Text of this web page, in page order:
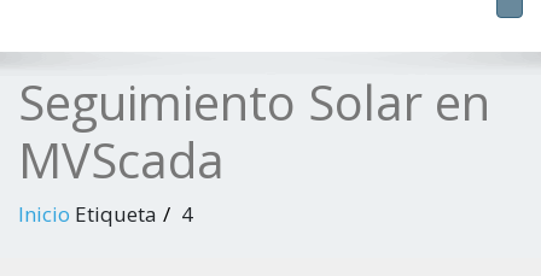
Seguimiento Solar en
MVScada
Inicio Etiqueta 4